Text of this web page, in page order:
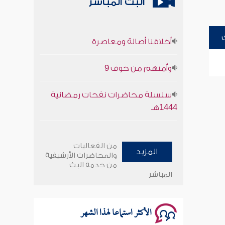
1444هـ
وأمنهم من خوف 9
سلسلة محاضرات نفحات رمضانية
المزيد
من الفعاليات
والمحاضرات الأرشيفية
من خدمة البث
المباشر
الأكثر استماعا لهذا الشهر